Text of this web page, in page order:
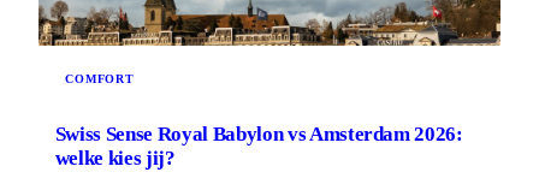
COMFORT
Swiss Sense Royal Babylon vs Amsterdam 2026:
welke kies jij?